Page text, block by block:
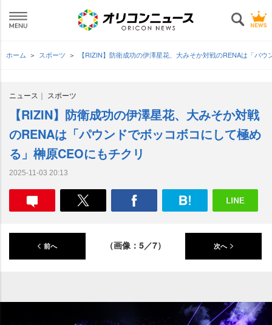
ホーム スポーツ 【RIZIN】防衛成功の伊澤星花、大みそか対戦のRENAは「パ
ニュース スポーツ
【RIZIN】防衛成功の伊澤星花、大みそか対戦
のRENAは「パウンドでボッコボコにして極め
る」榊原CEOにもチクリ
2025-11-03 20:13
前へ （画像：5／7） 次へ